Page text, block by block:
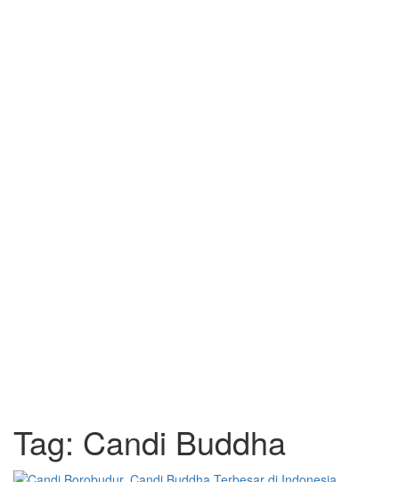
Tag: Candi Buddha